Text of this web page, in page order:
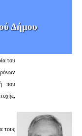
Δήμου
του
που
τους